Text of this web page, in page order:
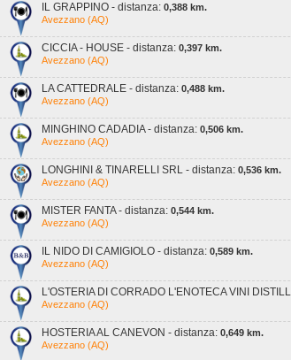
IL GRAPPINO - distanza: 0,388 km.
Avezzano (AQ)
CICCIA - HOUSE - distanza: 0,397 km.
Avezzano (AQ)
LA CATTEDRALE - distanza: 0,488 km.
Avezzano (AQ)
MINGHINO CADADIA - distanza: 0,506 km.
Avezzano (AQ)
LONGHINI & TINARELLI SRL - distanza: 0,536 km.
Avezzano (AQ)
MISTER FANTA - distanza: 0,544 km.
Avezzano (AQ)
IL NIDO DI CAMIGIOLO - distanza: 0,589 km.
Avezzano (AQ)
L'OSTERIA DI CORRADO L'ENOTECA VINI
Avezzano (AQ)
HOSTERIA AL CANEVON - distanza: 0,649 km.
Avezzano (AQ)